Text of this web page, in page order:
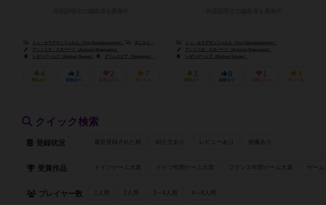
トニ・セラデサンフェルム（Toni Serradesanferm）
ダニエル・サイモン（Daniel Simon）
アントニオ・スタパーツ（Antonio Stappaerts）
レゼンゲームズ（Redzen Games）
グリムスピア（Grimspire） SDゲームズ（SD Games）
4
興味あり
3
経験あり
2
お気に入り
7
持ってる
トニ・セラデサンフェルム（Toni Serradesanferm）
アントニオ・スタパーツ（Antonio Stappaerts）
レゼンゲームズ（Redzen Games）
3
興味あり
0
経験あり
1
お気に入り
4
持ってる
クイック検索
登録状況 最近登録された順 紹介文あり レビューあり 画像あり
受賞作品 ドイツゲーム大賞 ドイツ年間ゲーム大賞 フランス年間ゲーム大賞 ゲーム
プレイヤー数 1人用 2人用 3～4人用 4～8人用